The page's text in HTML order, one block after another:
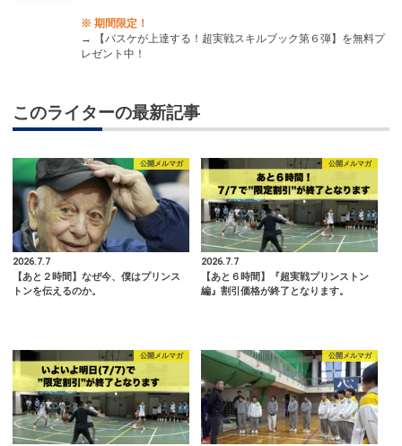
※ 期間限定！
→
【バスケが上達する！超実戦スキルブック第６弾】を無料プ
レゼント中！
このライターの最新記事
公開メルマガ
2026.7.7
【あと２時間】なぜ今、僕はプリンス
トンを伝えるのか。
公開メルマガ
2026.7.7
【あと６時間】『超実戦プリンストン
編』割引価格が終了となります。
公開メルマガ 公開メルマガ